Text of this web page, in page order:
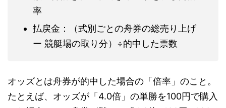
率
払戻金：（式別ごとの舟券の総売り上げ
ー 競艇場の取り分）÷的中した票数
オッズとは舟券が的中した場合の「倍率」のこと。
たとえば、オッズが「4.0倍」の単勝を100円で購入